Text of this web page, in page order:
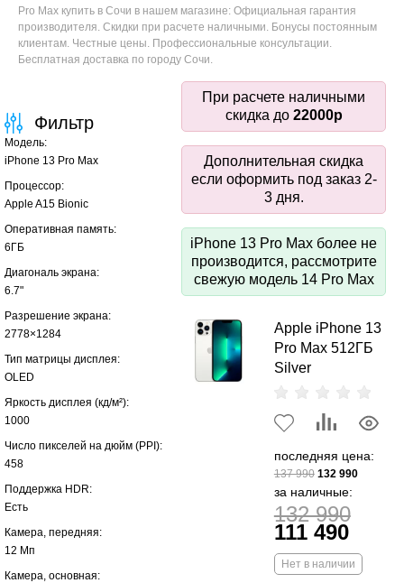
Pro Max купить в Сочи в нашем магазине: Официальная гарантия
производителя. Скидки при расчете наличными. Бонусы постоянным
клиентам. Честные цены. Профессиональные консультации.
Бесплатная доставка по городу Сочи.
При расчете наличными
скидка до 22000р
Дополнительная скидка
если оформить под заказ 2-
3 дня.
iPhone 13 Pro Max более не
производится, рассмотрите
свежую модель 14 Pro Max
Apple iPhone 13
Pro Max 512ГБ
Silver
последняя цена:
137 990 132 990
за наличные:
132 990
111 490
Нет в наличии
Фильтр
Модель:
iPhone 13 Pro Max
Процессор:
Apple A15 Bionic
Оперативная память:
6ГБ
Диагональ экрана:
6.7"
Разрешение экрана:
2778×1284
Тип матрицы дисплея:
OLED
Яркость дисплея (кд/ м²):
1000
Число пикселей на дюйм (PPI):
458
Поддержка HDR:
Есть
Камера, передняя:
12 Мп
Камера, основная: